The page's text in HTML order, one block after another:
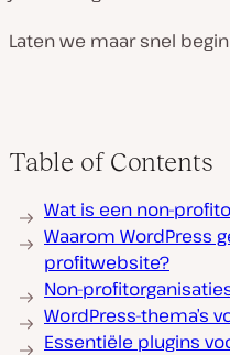
Laten we maar snel
Table of Contents
Wat is een non-
Waarom WordPress
profitwebsite?
Non-
WordPress-thema’s
Essentiële plugins